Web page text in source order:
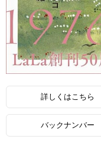
詳しくはこちら
バックナンバー